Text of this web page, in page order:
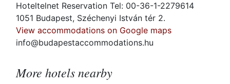
Hoteltelnet Reservation Tel: 00-36-1-2279614
1051 Budapest, Széchenyi István tér 2.
View accommodations on Google maps
info@budapestaccommodations.hu
More hotels nearby